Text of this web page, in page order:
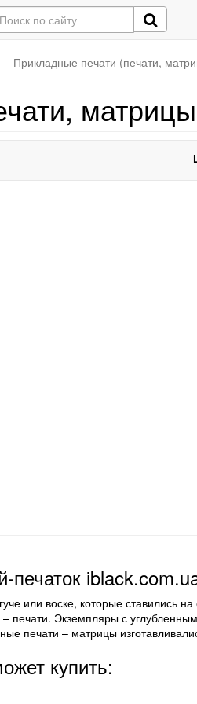
Прикладные печати (печати,
печаток
или воске, которые ставились
печати. Экземпляры с
печати – матрицы
купить: